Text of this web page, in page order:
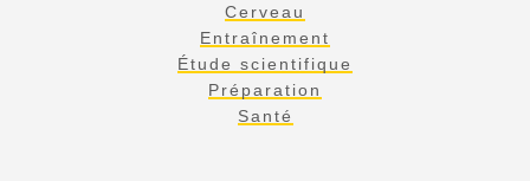
Cerveau
Entraînement
Étude scientifique
Préparation
Santé